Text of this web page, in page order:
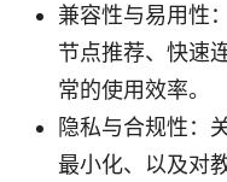
兼容性与易用性
节点推荐、快速
常的使用效率。
隐私与合规性：
最小化、以及对